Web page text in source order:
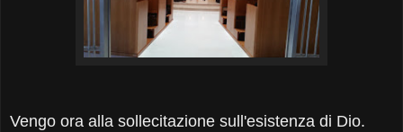
Vengo ora alla sollecitazione sull'esistenza di Dio.